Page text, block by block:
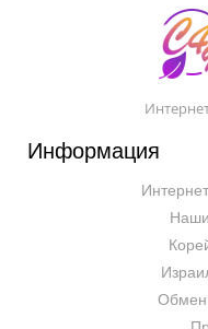
Информация
Обмен